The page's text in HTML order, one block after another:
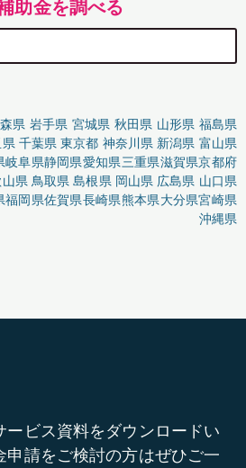
助金を調べる
県 岩手県 宮城県 秋田県 山形県 福島県
千葉県 東京都 神奈川県 新潟県 富山県
岐阜県静岡県愛知県三重県滋賀県京都府
県 鳥取県 島根県 岡山県 広島県 山口県
福岡県佐賀県長崎県熊本県大分県宮崎県
沖縄県
ービス資料をダウンロードい
申請をご検討の方はぜひご一